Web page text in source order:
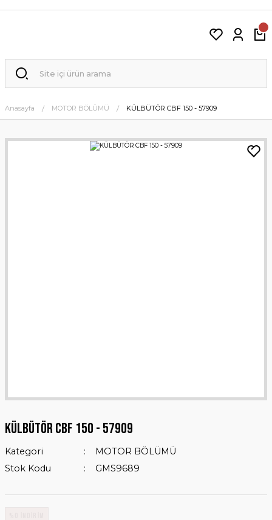
Anasayfa MOTOR BÖLÜMÜ KÜLBÜTÖR CBF 150 - 57909
KÜLBÜTÖR CBF 150 - 57909
Kategori
MOTOR BÖLÜMÜ
Stok Kodu
GMS9689